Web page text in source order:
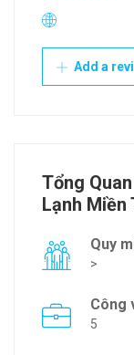
Add a
Tổng
Lạnh Miền
Quy
>
Công
5